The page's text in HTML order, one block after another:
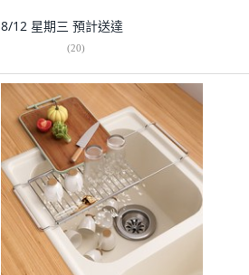
8/12 星期三 預計送達
(20)